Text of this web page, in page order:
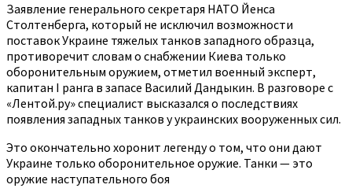
Заявление генерального секретаря НАТО Йенса
Столтенберга, который не исключил возможности
поставок Украине тяжелых танков западного образца,
противоречит словам о снабжении Киева только
оборонительным оружием, отметил военный эксперт,
капитан I ранга в запасе Василий Дандыкин. В разговоре с
«Лентой.ру» специалист высказался о последствиях
появления западных танков у украинских вооруженных сил.
Это окончательно хоронит легенду о том, что они дают
Украине только оборонительное оружие. Танки — это
оружие наступательного боя